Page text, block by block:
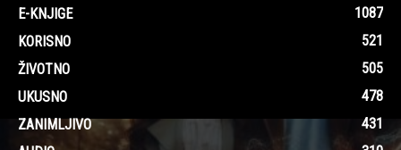
E-KNJIGE
1087
KORISNO
521
ŽIVOTNO
505
UKUSNO
478
ZANIMLJIVO
431